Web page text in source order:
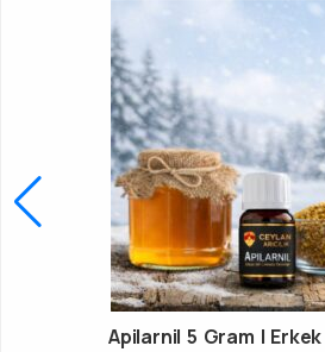
Apilarnil 5 Gram | Erkek